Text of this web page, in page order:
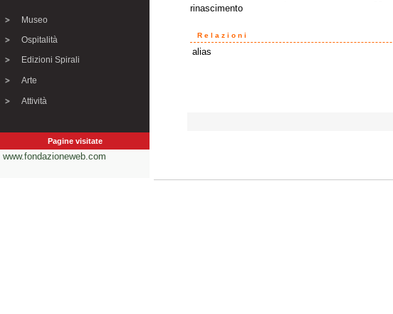
Museo
Ospitalità
Edizioni Spirali
Arte
Attività
Pagine visitate
www.fondazioneweb.com
rinascimento
Relazioni
alias